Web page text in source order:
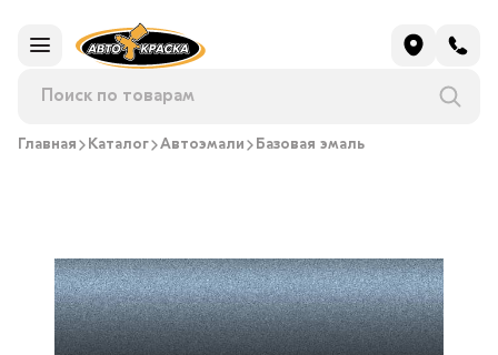
Главная Каталог Автоэмали Базовая эмаль